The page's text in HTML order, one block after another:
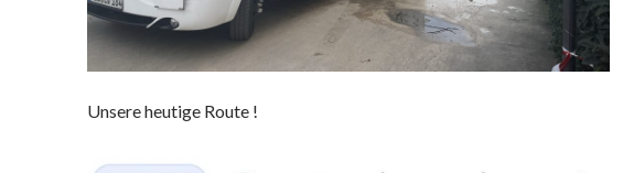
Unsere heutige Route !